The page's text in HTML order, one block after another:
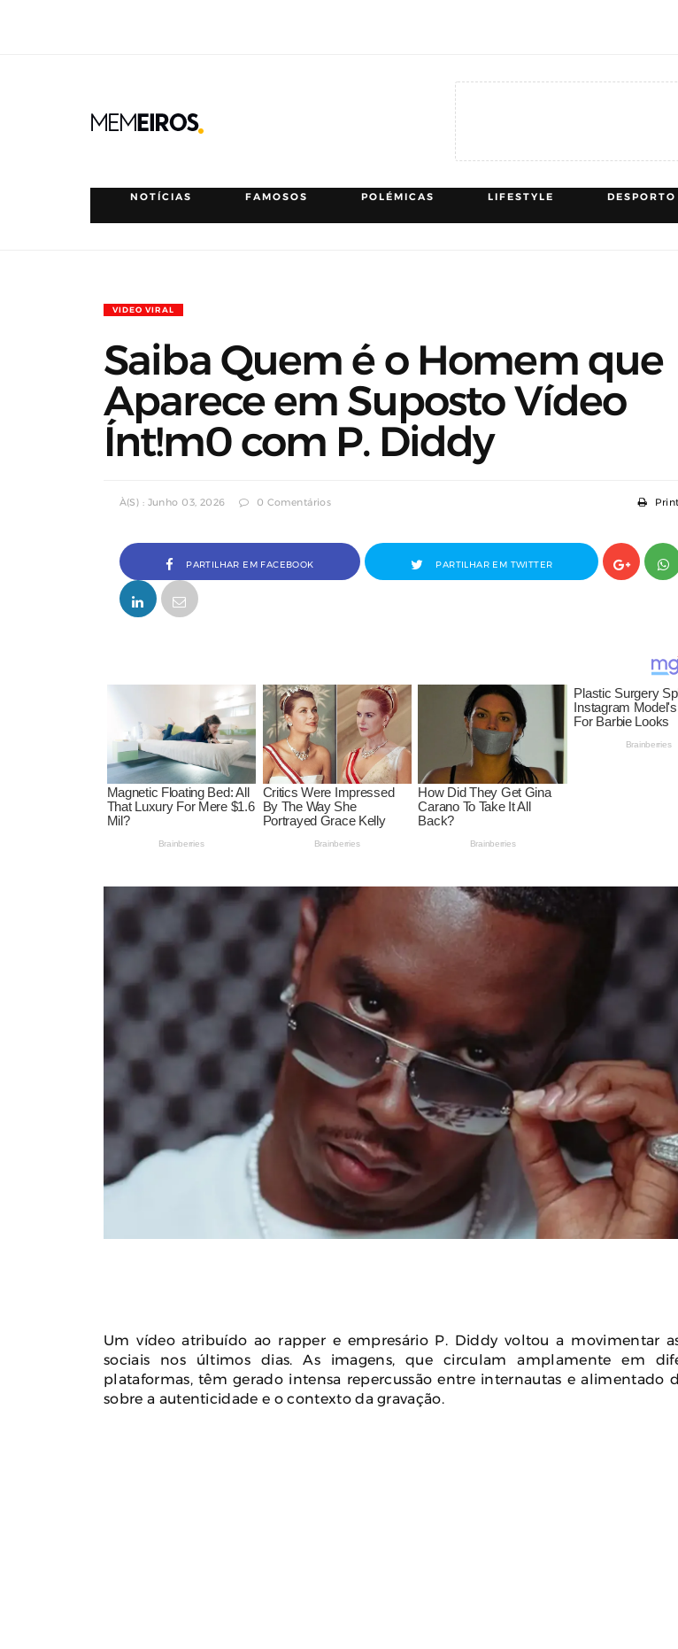
NOTÍCIAS FAMOSOS POLÉMICAS LIFESTYLE DESPORTO
VIDEO VIRAL
Saiba Quem é o Homem que
Aparece em Suposto Vídeo
Ínt!m0 com P. Diddy
À(s) : Junho 03, 2026 0 Comentários
PARTILHAR EM FACEBOOK PARTILHAR EM TWITTER
Um vídeo atribuído ao rapper e empresário P. Diddy voltou a movimentar
sociais nos últimos dias. As imagens, que circulam amplamente em
plataformas, têm gerado intensa repercussão entre internautas e alimentado
sobre a autenticidade e o contexto da gravação.
Barbearia
Atrair
Inusitado
Karyna Shuliak Pode Herdar Até
US$ 100 Milhões Da Fortuna De
Jeffrey Epstein, Apontam